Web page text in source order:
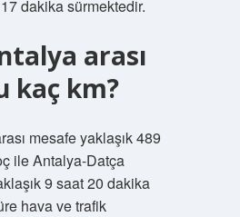
dakika sürmektedir.
arası
kaç km?
mesafe yaklaşık 489
ile Antalya-Datça
9 saat 20 dakika
hava ve trafik